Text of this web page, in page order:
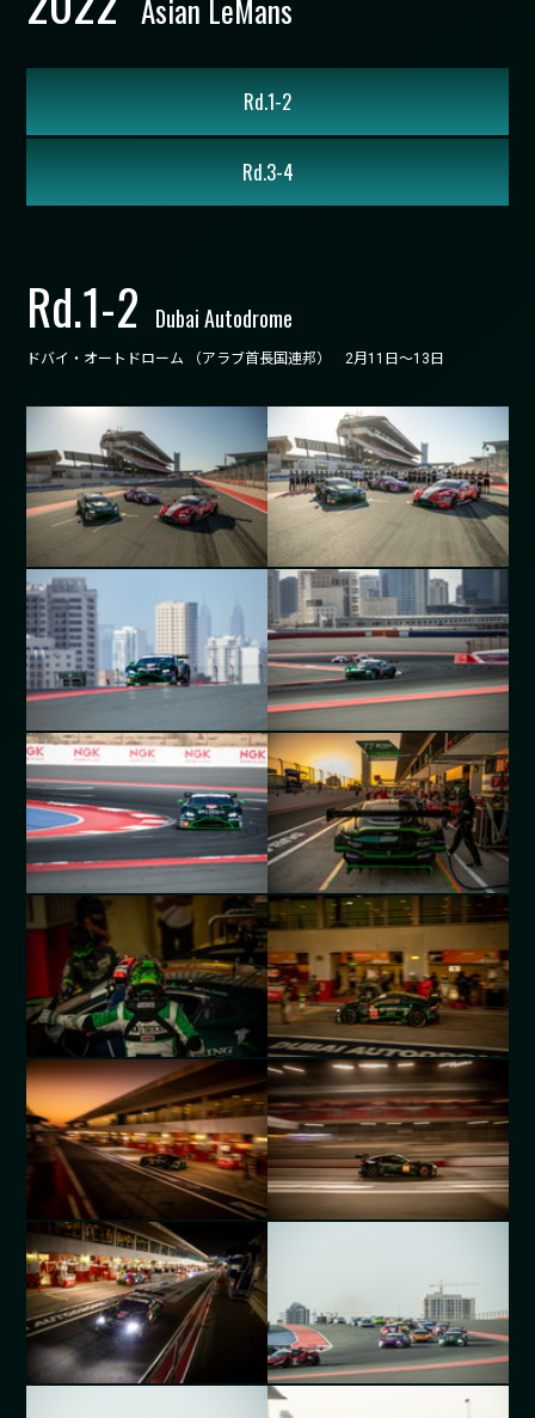
Asian LeMans
Rd.1-2
Rd.3-4
Rd.1-2 Dubai Autodrome
ドバイ・オートドローム （アラブ首長国連邦） 2月11日～13日